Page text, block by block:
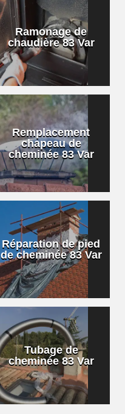
Ramonage de
chaudière 83 Var
Remplacement
chapeau de
cheminée 83 Var
Réparation de pied
de cheminée 83 Var
Tubage de
cheminée 83 Var